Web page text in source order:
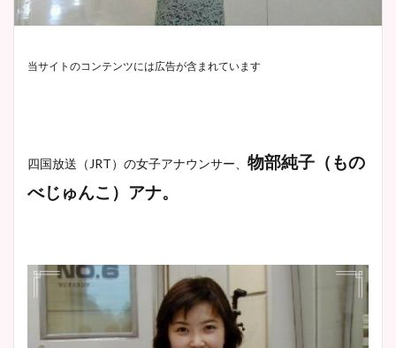
当サイトのコンテンツには広告が含まれています
四国放送（JRT）の女子アナウンサー、 物部純子（もの
べじゅんこ）アナ。